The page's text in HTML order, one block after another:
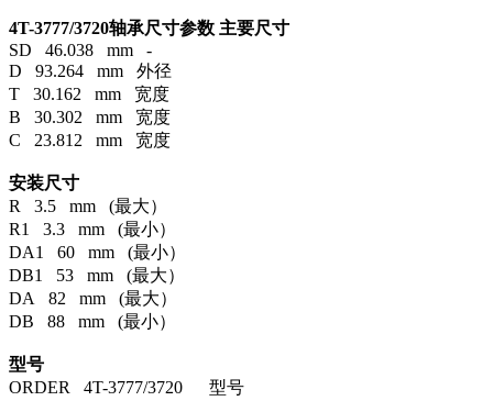
4T-3777/3720轴承尺寸参数 主要尺寸
SD 46.038 mm -
D 93.264 mm 外径
T 30.162 mm 宽度
B 30.302 mm 宽度
C 23.812 mm 宽度
安装尺寸
R 3.5 mm (最大）
R1 3.3 mm (最小）
DA1 60 mm (最小）
DB1 53 mm (最大）
DA 82 mm (最大）
DB 88 mm (最小）
型号
ORDER 4T-3777/3720 型号